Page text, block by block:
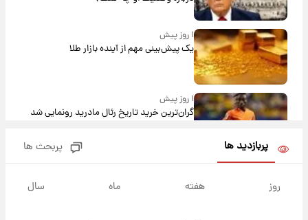
۱ روز پیش
یک پیش‌بینی مهم از آینده بازار طلا
۱ روز پیش
گران‌ترین خرید تاریخ رئال مادرید رونمایی شد
روزها پربارش‌تر خواهند بود؟
پربازدید ها پربحث ها
روز هفته ماه سال